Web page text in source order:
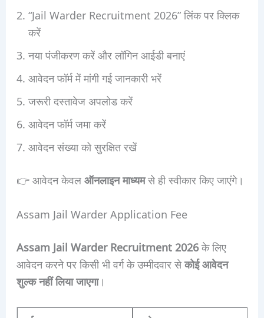
“Jail Warder Recruitment 2026” लिंक पर क्लिक
करें
नया पंजीकरण करें और लॉगिन आईडी बनाएं
आवेदन फॉर्म में मांगी गई जानकारी भरें
जरूरी दस्तावेज अपलोड करें
आवेदन फॉर्म जमा करें
आवेदन संख्या को सुरक्षित रखें
👉 आवेदन केवलऑनलाइन माध्यमसे ही स्वीकार किए जाएंगे।
Assam Jail Warder Application Fee
Assam Jail Warder Recruitment 2026के लिए
आवेदन करने पर किसी भी वर्ग के उम्मीदवार सेकोई आवेदन
शुल्क नहीं लिया जाएगा।